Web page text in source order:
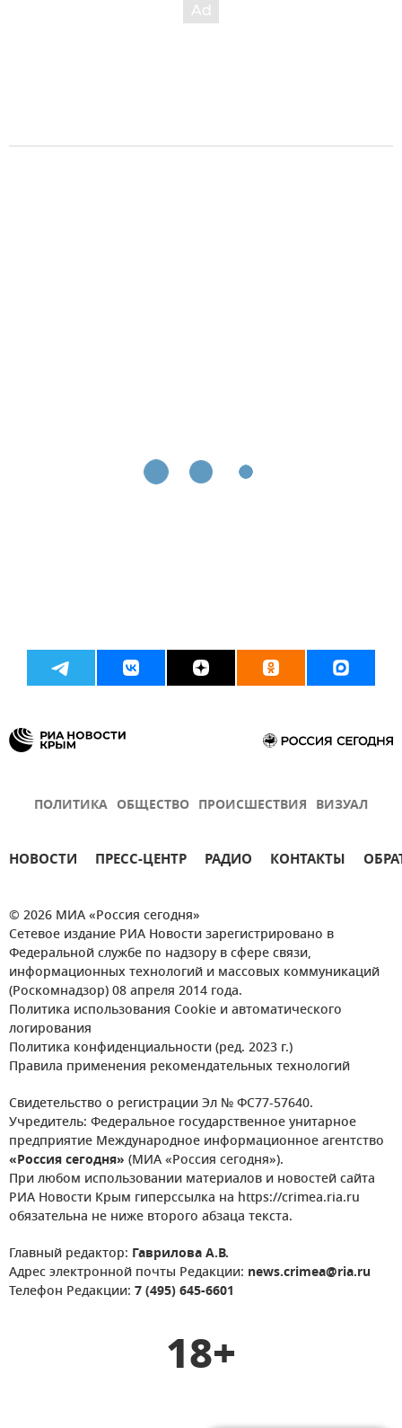
ПОЛИТИКА ОБЩЕСТВО ПРОИСШЕСТВИЯ ВИЗУАЛ
НОВОСТИ ПРЕСС-ЦЕНТР РАДИО КОНТАКТЫ
© 2026 МИА «Россия сегодня»
Сетевое издание РИА Новости зарегистрировано в
Федеральной службе по надзору в сфере связи,
информационных технологий и массовых коммуникаций
(Роскомнадзор) 08 апреля 2014 года.
Политика использования Cookie и автоматического
логирования
Политика конфиденциальности (ред. 2023 г.)
Правила применения рекомендательных технологий
Свидетельство о регистрации Эл № ФС77-57640.
Учредитель: Федеральное государственное унитарное
предприятие Международное информационное агентство
«Россия сегодня» (МИА «Россия сегодня»).
При любом использовании материалов и новостей сайта
РИА Новости Крым гиперссылка на https://crimea.ria.ru
обязательна не ниже второго абзаца текста.
Главный редактор: Гаврилова А.В.
Адрес электронной почты Редакции: news.crimea@ria.ru
Телефон Редакции: 7 (495) 645-6601
18+